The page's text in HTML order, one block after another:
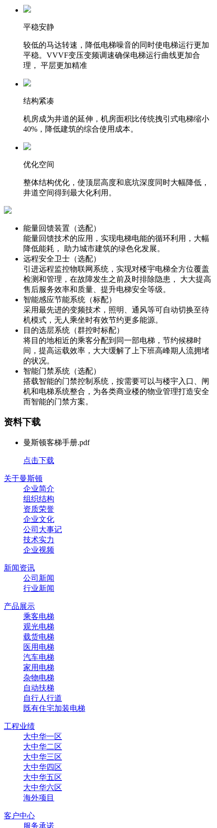
平稳安静
较低的马达转速，降低电梯噪音的同时使电梯运行更加
平稳。VVVF变压变频调速确保电梯运行曲线更加合
理， 平层更加精准
结构紧凑
机房成为井道的延伸，机房面积比传统拽引式电梯缩小
40%，降低建筑的综合使用成本。
优化空间
整体结构优化，使顶层高度和底坑深度同时大幅降低，
井道空间得到最大化利用。
能量回馈装置（选配）
能量回馈技术的应用，实现电梯电能的循环利用，大幅
降低能耗， 助力城市建筑的绿色化发展。
远程安全卫士（选配）
引进远程监控物联网系统，实现对楼宇电梯全方位覆盖
检测和管理，在故障发生之前及时排除隐患， 大大提高
售后服务效率和质量、提升电梯安全等级。
智能感应节能系统（标配）
采用最先进的变频技术，照明、通风等可自动切换至待
机模式，无人乘坐时有效节约更多能源。
目的选层系统（群控时标配）
将目的地相近的乘客分配到同一部电梯，节约候梯时
间，提高运载效率，大大缓解了上下班高峰期人流拥堵
的状况。
智能门禁系统（选配）
搭载智能的门禁控制系统，按需要可以与楼宇入口、闸
机和电梯系统整合，为各类商业楼的物业管理打造安全
而智能的门禁方案。
资料下载
曼斯顿客梯手册.pdf
点击下载
关于曼斯顿
企业简介
组织结构
资质荣誉
企业文化
公司大事记
技术实力
企业视频
新闻资讯
公司新闻
行业新闻
产品展示
乘客电梯
观光电梯
载货电梯
医用电梯
汽车电梯
家用电梯
杂物电梯
自动扶梯
自行人行道
既有住宅加装电梯
工程业绩
大中华一区
大中华二区
大中华三区
大中华四区
大中华五区
大中华六区
海外项目
客户中心
服务承诺